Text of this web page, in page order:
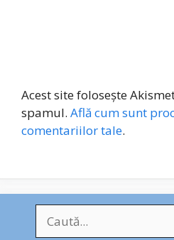
Acest site folosește
spamul. Află cum sunt
comentariilor tale.
după: